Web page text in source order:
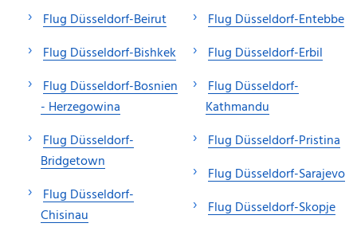
Flug Düsseldorf-Beirut
Flug Düsseldorf-Bishkek
Flug Düsseldorf-Bosnien
- Herzegowina
Flug Düsseldorf-
Bridgetown
Flug Düsseldorf-
Chisinau
Flug Düsseldorf-Entebbe
Flug Düsseldorf-Erbil
Flug Düsseldorf-
Kathmandu
Flug Düsseldorf-Pristina
Flug Düsseldorf-Sarajevo
Flug Düsseldorf-Skopje